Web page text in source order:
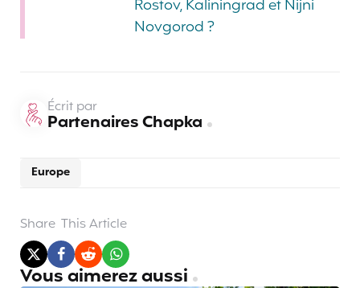
Rostov, Kaliningrad et Nijni
Novgorod ?
Europe
Écrit par
Partenaires Chapka
Share This Article
Vous aimerez aussi